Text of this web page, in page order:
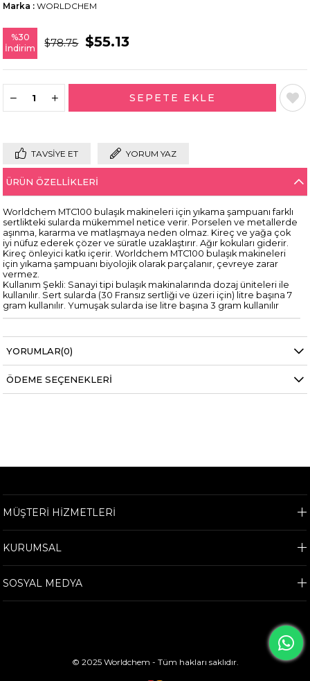
Marka : WORLDCHEM
%30
İndirim
$78.75 $55.13
TAVSIYE ET YORUM YAZ
ÜRÜN ÖZELLIKLERI
Worldchem MTC100 bulaşık makineleri için yıkama şampuanı farklı
sertlikteki sularda mükemmel netice verir. Porselen ve metallerde
aşınma, kararma ve matlaşmaya neden olmaz. Kireç ve yağa çok
iyi nüfuz ederek çözer ve süratle uzaklaştırır. Ağır kokuları giderir.
Kireç önleyici katkı içerir. Worldchem MTC100 bulaşık makineleri
için yıkama şampuanı biyolojik olarak parçalanır, çevreye zarar
vermez.
Kullanım Şekli: Sanayi tipi bulaşık makinalarında dozaj üniteleri ile
kullanılır. Sert sularda (30 Fransız sertliği ve üzeri için) litre başına 7
gram kullanılır. Yumuşak sularda ise litre başına 3 gram kullanılır
YORUMLAR(0)
ÖDEME SEÇENEKLERI
MÜŞTERİ HİZMETLERİ
KURUMSAL
SOSYAL MEDYA
© 2025 Worldchem - Tüm hakları saklıdır.